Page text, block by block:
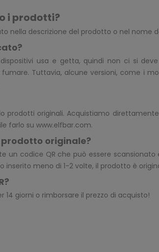
i prodotti?
nella descrizione del prodotto o nel nome
usa e getta, quindi non ci si
Tuttavia, alcune versioni, come i
prodotti originali. Acquistiamo
farlo su www.elfbar.com.
originale?
un codice QR che può essere scansionato
meno di 1-2 volte, il prodotto è
giorni o rimborsare il prezzo di acquisto!